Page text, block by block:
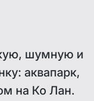
шумную и
аквапарк,
на Ко Лан.